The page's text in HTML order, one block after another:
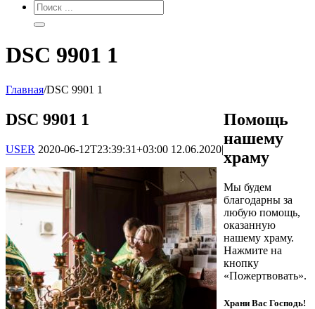
DSC 9901 1
Главная/DSC 9901 1
DSC 9901 1
USER 2020-06-12T23:39:31+03:00 12.06.2020|
Помощь
нашему
храму
Мы будем
благодарны за
любую помощь,
оказанную
нашему храму.
Нажмите на
кнопку
«Пожертвовать».
Храни Вас Господь!